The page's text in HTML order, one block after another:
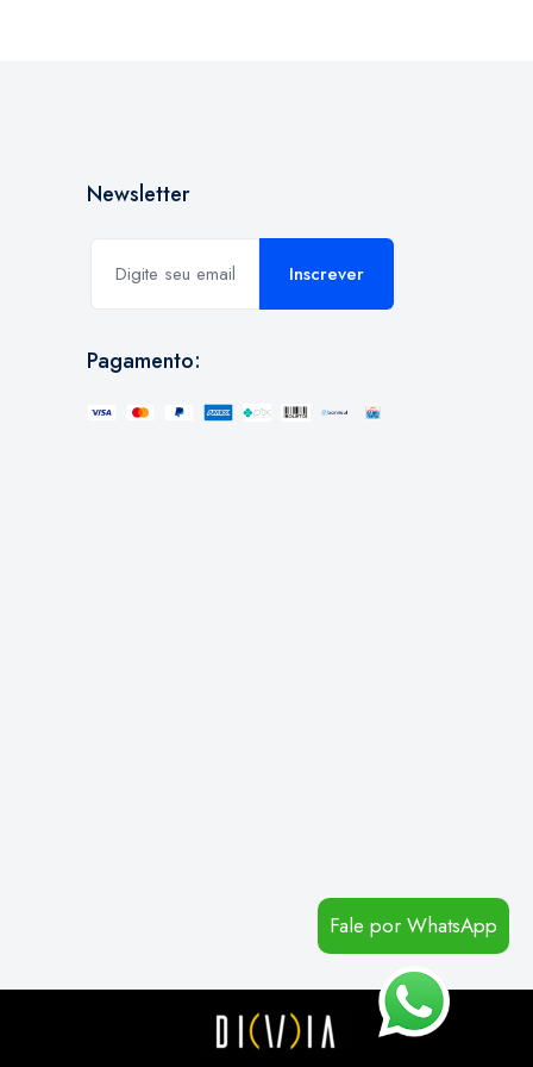
Newsletter
Inscrever
Pagamento:
Fale por WhatsApp